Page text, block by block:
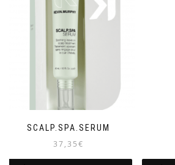
SCALP.SPA.SERUM
37,35€